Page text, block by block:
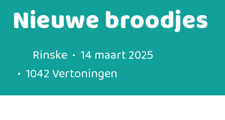
Nieuwe broodjes
Rinske
14 maart 2025
1042 Vertoningen